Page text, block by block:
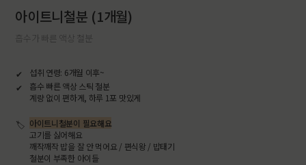
아이트니철분 (1개월)
흡수가 빠른 액상 철분
섭취 연령: 6개월 이후~
흡수 빠른 액상 스틱 철분
계량 없이 편하게, 하루 1포 맛있게
아이트니철분이 필요해요
고기를 싫어해요
깨작깨작 밥을 잘 안 먹어요 / 편식왕 / 밥태기
철분이 부족한 아이들